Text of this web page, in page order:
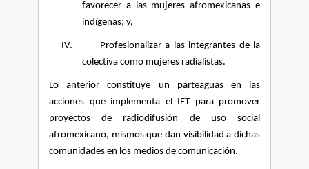
favorecer a las mujeres afromexicanas e
indígenas; y,
IV.
Profesionalizar a las integrantes de la
colectiva como mujeres radialistas.
Lo anterior constituye un parteaguas en las
acciones que implementa el IFT para promover
proyectos de radiodifusión de uso social
afromexicano, mismos que dan visibilidad a dichas
comunidades en los medios de comunicación.